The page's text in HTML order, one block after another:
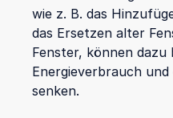
wie z. B. das
das Ersetzen alter
Fenster, können dazu
Energieverbrauch
senken.